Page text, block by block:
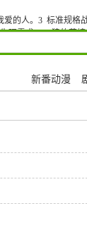
爱的人。3 标准规格
理需求~13 狼的花嫁
新番动漫